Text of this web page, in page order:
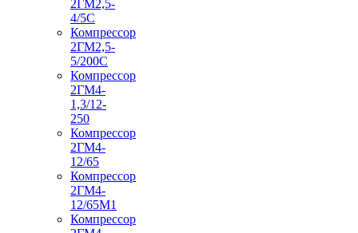
2ГМ2,5-
4/5С
Компрессор
2ГМ2,5-
5/200С
Компрессор
2ГМ4-
1,3/12-
250
Компрессор
2ГМ4-
12/65
Компрессор
2ГМ4-
12/65М1
Компрессор